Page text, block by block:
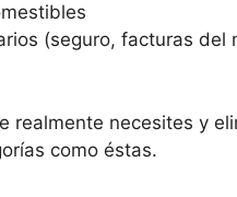
(seguro, facturas del
realmente necesites y
como éstas.